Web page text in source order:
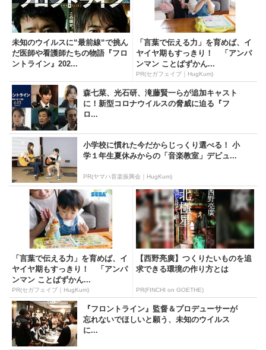
未知のウイルスに“最前線“で挑ん
だ医師や看護師たちの物語『フロ
ントライン』202...
「言葉で伝える力」を育めば、イ
ヤイヤ期もすっきり！ 「アンパ
ンマン ことばずかん...
PR(セガフェイブ｜HugKum)
森七菜、光石研、滝藤賢一らが追加キャスト
に！新型コロナウイルスの脅威に迫る『フ
ロ...
小学校に慣れた今だからじっくり選べる！ 小
学１年生夏休みからの「音楽教室」デビュ...
PR(ヤマハ音楽振興会｜HugKum)
「言葉で伝える力」を育めば、イ
ヤイヤ期もすっきり！ 「アンパ
ンマン ことばずかん...
PR(セガフェイブ｜HugKum)
【西野亮廣】つくりたいものを追
求できる環境の作り方とは
PR(FINCHI on GOETHE)
『フロントライン』監督＆プロデューサーが
忘れないでほしいと願う、未知のウイルス
に...